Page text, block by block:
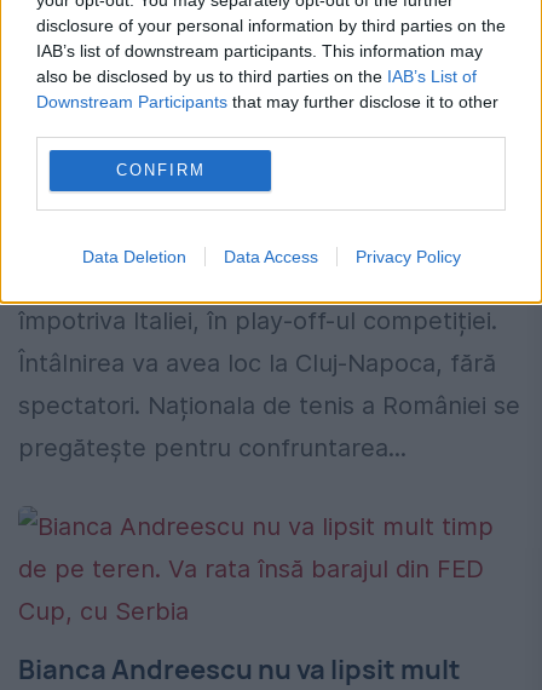
disclosure of your personal information by third parties on the
IAB’s list of downstream participants. This information may
also be disclosed by us to third parties on the IAB’s List of
Downstream Participants that may further disclose it to other
CONFIRM
Data Deletion Data Access Privacy Policy
Cele mai bune jucătoare de tenis ale
României vor juca împotriva Italiei în
FedCup
împotriva Italiei, în play-off-ul competiției.
Întâlnirea va avea loc la Cluj-Napoca, fără
spectatori. Naționala de tenis a României se
pregătește pentru confruntarea...
Bianca Andreescu nu va lipsit mult